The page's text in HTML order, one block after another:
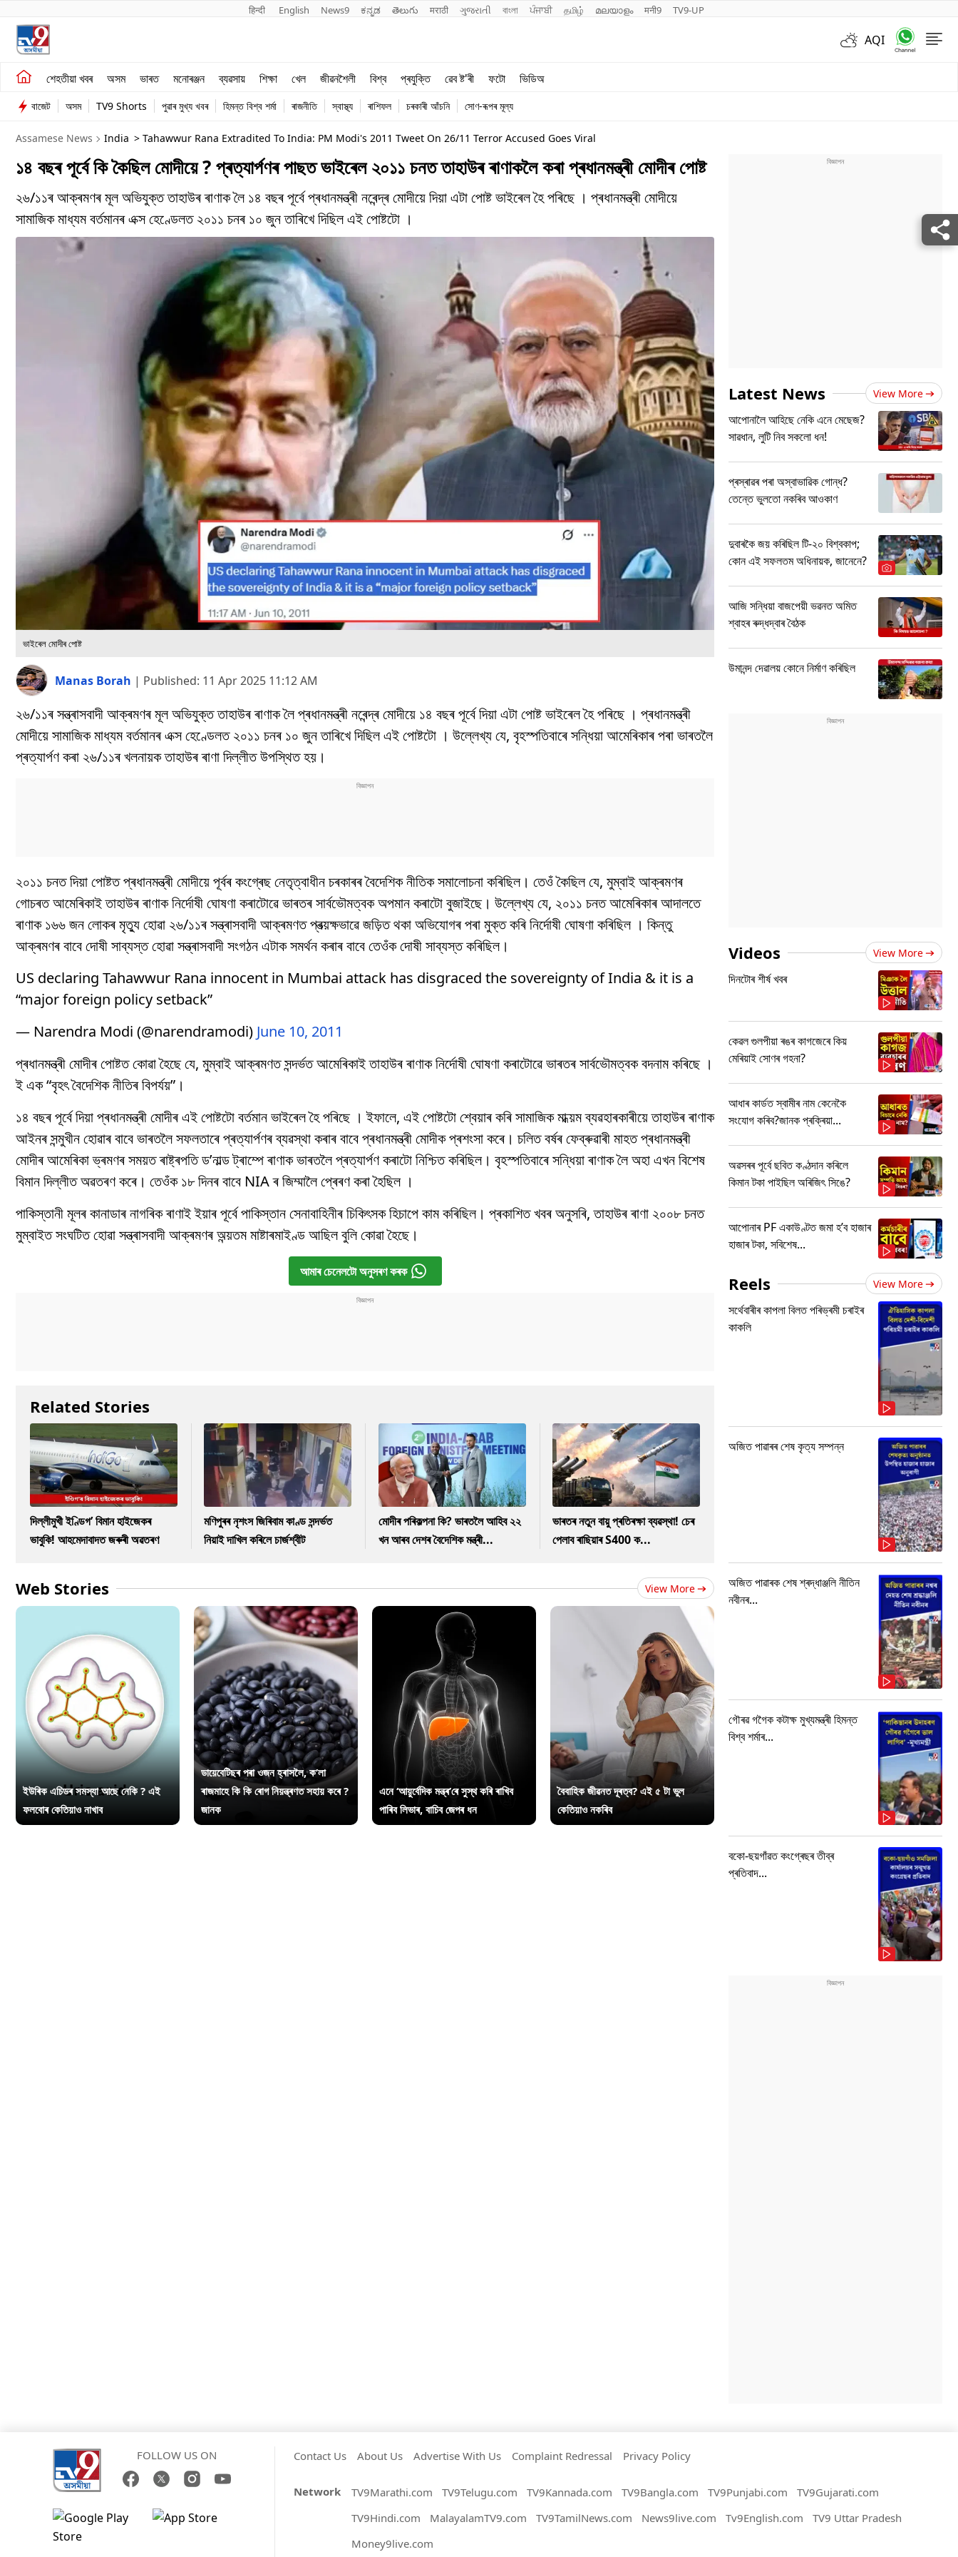
हिन्दी English News9 ಕನ್ನಡ తెలుగు मराठी ગુજરાતી বাংলা ਪੰਜਾਬੀ தமிழ் മലയാളം मनी9 TV9-UP
AQI
শেহতীয়া খবৰ অসম ভাৰত মনোৰঞ্জন ব্যৱসায় শিক্ষা খেল জীৱনশৈলী বিশ্ব প্ৰযুক্তি ৱেব ষ্ট'ৰী ফটো ভিডিঅ
শেহতীয়া খবৰ
অসম
ভাৰত
ব্যৱসায়
খেল
জীৱনশৈলী
বাজেট অসম TV9 Shorts পুৱাৰ মুখ্য খবৰ হিমন্ত বিশ্ব শৰ্মা ৰাজনীতি স্বাস্থ্য ৰাশিফল চৰকাৰী আঁচনি সোণ-ৰূপৰ মূল্য
Assamese News India > Tahawwur Rana Extradited To India: PM Modi's 2011 Tweet On 26/11 Terror Accused Goes Viral
১৪ বছৰ পূৰ্বে কি কৈছিল মোদীয়ে ? প্ৰত্যাৰ্পণৰ পাছত ভাইৰেল ২০১১ চনত তাহাউৰ ৰাণাকলৈ কৰা প্ৰধানমন্ত্ৰী মোদীৰ পোষ্ট
২৬/১১ৰ আক্ৰমণৰ মূল অভিযুক্ত তাহাউৰ ৰাণাক লৈ ১৪ বছৰ পূৰ্বে প্ৰধানমন্ত্ৰী নৰেন্দ্ৰ মোদীয়ে দিয়া এটা পোষ্ট ভাইৰেল হৈ পৰিছে । প্ৰধানমন্ত্ৰী মোদীয়ে
সামাজিক মাধ্যম বৰ্তমানৰ এক্স হেণ্ডেলত ২০১১ চনৰ ১০ জুন তাৰিখে দিছিল এই পোষ্টটো ।
ভাইৰেল মোদীৰ পোষ্ট
Manas Borah | Published: 11 Apr 2025 11:12 AM
২৬/১১ৰ সন্ত্ৰাসবাদী আক্ৰমণৰ মূল অভিযুক্ত তাহাউৰ ৰাণাক লৈ প্ৰধানমন্ত্ৰী নৰেন্দ্ৰ মোদীয়ে ১৪ বছৰ পূৰ্বে দিয়া এটা পোষ্ট ভাইৰেল হৈ পৰিছে । প্ৰধানমন্ত্ৰী
মোদীয়ে সামাজিক মাধ্যম বৰ্তমানৰ এক্স হেণ্ডেলত ২০১১ চনৰ ১০ জুন তাৰিখে দিছিল এই পোষ্টটো । উল্লেখ্য যে, বৃহস্পতিবাৰে সন্ধিয়া আমেৰিকাৰ পৰা ভাৰতলৈ
প্ৰত্যাৰ্পণ কৰা ২৬/১১ৰ খলনায়ক তাহাউৰ ৰাণা দিল্লীত উপস্থিত হয়।
২০১১ চনত দিয়া পোষ্টত প্ৰধানমন্ত্ৰী মোদীয়ে পূৰ্বৰ কংগ্ৰেছ নেতৃত্বাধীন চৰকাৰৰ বৈদেশিক নীতিক সমালোচনা কৰিছিল। তেওঁ কৈছিল যে, মুম্বাই আক্ৰমণৰ
গোচৰত আমেৰিকাই তাহাউৰ ৰাণাক নিৰ্দোষী ঘোষণা কৰাটোৱে ভাৰতৰ সাৰ্বভৌমত্বক অপমান কৰাটো বুজাইছে। উল্লেখ্য যে, ২০১১ চনত আমেৰিকাৰ আদালতে
ৰাণাক ১৬৬ জন লোকৰ মৃত্যু হোৱা ২৬/১১ৰ সন্ত্ৰাসবাদী আক্ৰমণত প্ৰত্য়ক্ষভাৱে জড়িত থকা অভিযোগৰ পৰা মুক্ত কৰি নিৰ্দোষী ঘোষণা কৰিছিল । কিন্তু
আক্ৰমণৰ বাবে দোষী সাব্যস্ত হোৱা সন্ত্ৰাসবাদী সংগঠন এটাক সমৰ্থন কৰাৰ বাবে তেওঁক দোষী সাব্যস্ত কৰিছিল।
US declaring Tahawwur Rana innocent in Mumbai attack has disgraced the sovereignty of India & it is a
“major foreign policy setback”
— Narendra Modi (@narendramodi) June 10, 2011
প্ৰধানমন্ত্ৰী মোদীৰ পোষ্টত কোৱা হৈছে যে, মুম্বাই আক্ৰমণত সন্দৰ্ভত আমেৰিকাই তাহাউৰ ৰাণাক নিৰ্দোষী ঘোষণা কৰাটোৱে ভাৰতৰ সাৰ্বভৌমত্বক বদনাম কৰিছে ।
ই এক “বৃহৎ বৈদেশিক নীতিৰ বিপৰ্যয়”।
১৪ বছৰ পূৰ্বে দিয়া প্ৰধানমন্ত্ৰী মোদীৰ এই পোষ্টটো বৰ্তমান ভাইৰেল হৈ পৰিছে । ইফালে, এই পোষ্টটো শ্বেয়াৰ কৰি সামাজিক মাধ্য়ম ব্যৱহাৰকাৰীয়ে তাহাউৰ ৰাণাক
আইনৰ সন্মুখীন হোৱাৰ বাবে ভাৰতলৈ সফলতাৰে প্ৰত্যাৰ্পণৰ ব্যৱস্থা কৰাৰ বাবে প্ৰধানমন্ত্ৰী মোদীক প্ৰশংসা কৰে। চলিত বৰ্ষৰ ফেব্ৰুৱাৰী মাহত প্ৰধানমন্ত্ৰী
মোদীৰ আমেৰিকা ভ্ৰমণৰ সময়ত ৰাষ্ট্ৰপতি ড’নাল্ড ট্ৰাম্পে ৰাণাক ভাৰতলৈ প্ৰত্যাৰ্পণ কৰাটো নিশ্চিত কৰিছিল। বৃহস্পতিবাৰে সন্ধিয়া ৰাণাক লৈ অহা এখন বিশেষ
বিমান দিল্লীত অৱতৰণ কৰে। তেওঁক ১৮ দিনৰ বাবে NIA ৰ জিম্মালৈ প্ৰেৰণ কৰা হৈছিল ।
পাকিস্তানী মূলৰ কানাডাৰ নাগৰিক ৰাণাই ইয়াৰ পূৰ্বে পাকিস্তান সেনাবাহিনীৰ চিকিৎসক হিচাপে কাম কৰিছিল। প্ৰকাশিত খবৰ অনুসৰি, তাহাউৰ ৰাণা ২০০৮ চনত
মুম্বাইত সংঘটিত হোৱা সন্ত্ৰাসবাদী আক্ৰমণৰ অন্য়তম মাষ্টাৰমাইণ্ড আছিল বুলি কোৱা হৈছে।
আমাৰ চেনেলটো অনুসৰণ কৰক
Related Stories
দিল্লীমুখী ইণ্ডিগ’ বিমান হাইজেকৰ
ভাবুকি! আহমেদাবাদত জৰুৰী অৱতৰণ
মণিপুৰৰ নৃশংস জিৰিবাম কাণ্ড সন্দৰ্ভত
নিয়াই দাখিল কৰিলে চাৰ্জশ্বীট
মোদীৰ পৰিকল্পনা কি? ভাৰতলৈ আহিব ২২
খন আৰব দেশৰ বৈদেশিক মন্ত্ৰী...
ভাৰতৰ নতুন বায়ু প্ৰতিৰক্ষা ব্যৱস্থা! চেৰ
পেলাব ৰাছিয়াৰ S400 ক...
Web Stories View More
ইউৰিক এচিডৰ সমস্যা আছে নেকি ? এই
ফলবোৰ কেতিয়াও নাখাব
ডায়েবেটিছৰ পৰা ওজন হ্ৰাসলৈ, ক’লা
ৰাজমাহে কি কি ৰোগ নিয়ন্ত্ৰণত সহায় কৰে ?
জানক
এনে ‘আয়ুৰ্বেদিক মন্ত্ৰ’ৰে সুস্থ কৰি ৰাখিব
পাৰিব লিভাৰ, বাচিব জেপৰ ধন
বৈবাহিক জীৱনত দূৰত্ব? এই ৫ টা ভুল
কেতিয়াও নকৰিব
Latest News View More
আপোনালৈ আহিছে নেকি এনে মেছেজ?
সাৱধান, লুটি নিব সকলো ধন!
প্ৰস্ৰাৱৰ পৰা অস্বাভাৱিক গোন্ধ?
তেন্তে ভুলতো নকৰিব আওকাণ
দুবাৰকৈ জয় কৰিছিল টি-২০ বিশ্বকাপ;
কোন এই সফলতম অধিনায়ক, জানেনে?
আজি সন্ধিয়া বাজপেয়ী ভৱনত অমিত
শ্বাহৰ ৰুদ্ধদ্বাৰ বৈঠক
উমানন্দ দেৱালয় কোনে নিৰ্মাণ কৰিছিল
Videos View More
দিনটোৰ শীৰ্ষ খবৰ
কেৱল গুলপীয়া ৰঙৰ কাগজেৰে কিয়
মেৰিয়াই সোণৰ গহনা?
আধাৰ কাৰ্ডত স্বামীৰ নাম কেনেকৈ
সংযোগ কৰিব?জানক প্ৰক্ৰিয়া...
অৱসৰৰ পূৰ্বে ছবিত কণ্ঠদান কৰিলে
কিমান টকা পাইছিল অৰিজিৎ সিঙে?
আপোনাৰ PF একাউণ্টত জমা হ’ব হাজাৰ
হাজাৰ টকা, সবিশেষ...
Reels View More
সৰ্থেবাৰীৰ কাপলা বিলত পৰিভ্ৰমী চৰাইৰ
কাকলি
অজিত পাৱাৰৰ শেষ কৃত্য সম্পন্ন
অজিত পাৱাৰক শেষ শ্ৰদ্ধাঞ্জলি নীতিন
নবীনৰ...
গৌৰৱ গগৈক কটাক্ষ মুখ্যমন্ত্ৰী হিমন্ত
বিশ্ব শৰ্মাৰ...
বকো-ছয়গাঁৱত কংগ্ৰেছৰ তীব্ৰ
প্ৰতিবাদ...
FOLLOW US ON Contact Us About Us Advertise With Us Complaint Redressal Privacy Policy
Network TV9Marathi.com TV9Telugu.com TV9Kannada.com TV9Bangla.com TV9Punjabi.com
TV9Gujarati.com
TV9Hindi.com
MalayalamTV9.com TV9TamilNews.com News9live.com Tv9English.com
TV9 Uttar Pradesh
Money9live.com